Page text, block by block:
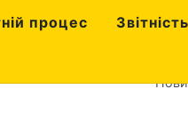
процес Звітність